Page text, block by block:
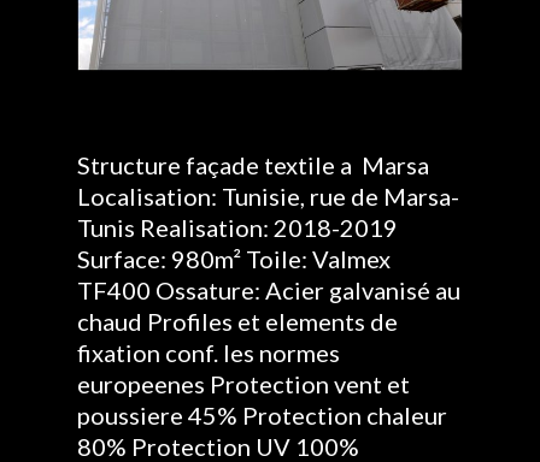
Structure façade textile a Marsa
Localisation: Tunisie, rue de Marsa-
Tunis Realisation: 2018-2019
Surface: 980m² Toile: Valmex
TF400 Ossature: Acier galvanisé au
chaud Profiles et elements de
fixation conf. les normes
europeenes Protection vent et
poussiere 45% Protection chaleur
80% Protection UV 100%